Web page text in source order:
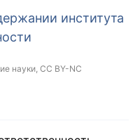
института
науки, CC BY-NC